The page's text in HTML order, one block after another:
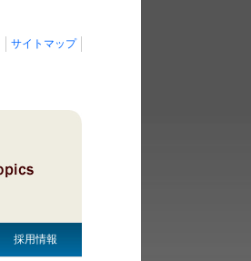
サイトマップ
採用情報